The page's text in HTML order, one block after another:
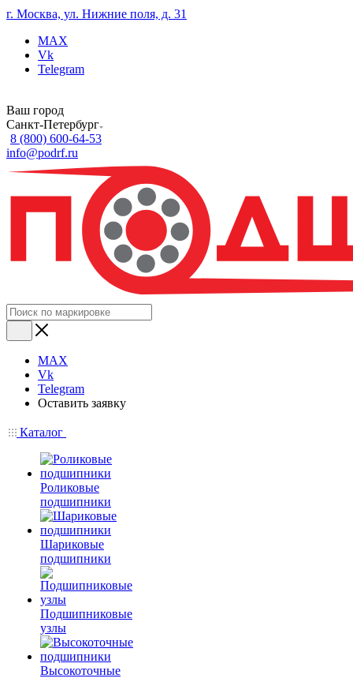
г. Москва, ул. Нижние поля, д. 31
MAX
Vk
Telegram
Ваш город
Санкт-Петербург
8 (800) 600-64-53
info@podrf.ru
MAX
Vk
Telegram
Оставить заявку
Каталог
Роликовые
подшипники
Шариковые
подшипники
Подшипниковые
узлы
Высокоточные